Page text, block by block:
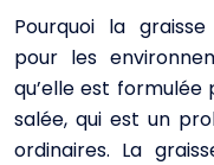
Pourquoi la
pour les
qu’elle est formulée
salée, qui est un
ordinaires. La